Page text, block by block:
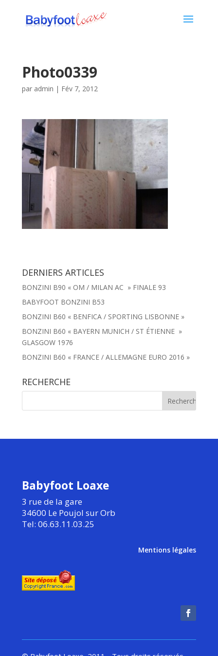
Photo0339
par admin | Fév 7, 2012
DERNIERS ARTICLES
BONZINI B90 « OM / MILAN AC » FINALE 93
BABYFOOT BONZINI B53
BONZINI B60 « BENFICA / SPORTING LISBONNE »
BONZINI B60 « BAYERN MUNICH / ST ÉTIENNE »
GLASGOW 1976
BONZINI B60 « FRANCE / ALLEMAGNE EURO 2016 »
RECHERCHE
Babyfoot Loaxe
3 rue de la gare
34600 Le Poujol sur Orb
Tel: 06.63.11.03.25
Mentions légales